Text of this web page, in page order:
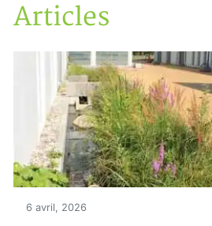
Accueil
Articles
Articles
6 avril, 2026